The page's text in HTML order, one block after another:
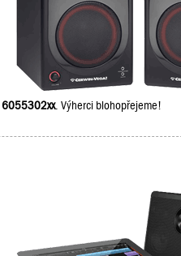
6055302xx. Výherci blohopřejeme!